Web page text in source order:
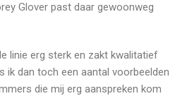
Glover past daar gewoonweg
linie erg sterk en zakt kwalitatief
ik dan toch een aantal voorbeelden
die mij erg aanspreken kom